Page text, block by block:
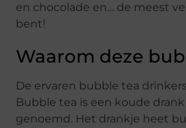
en chocolade en… de meest
bent!
Waarom deze
De ervaren bubble tea
Bubble tea is een koude
genoemd. Het drankje heet